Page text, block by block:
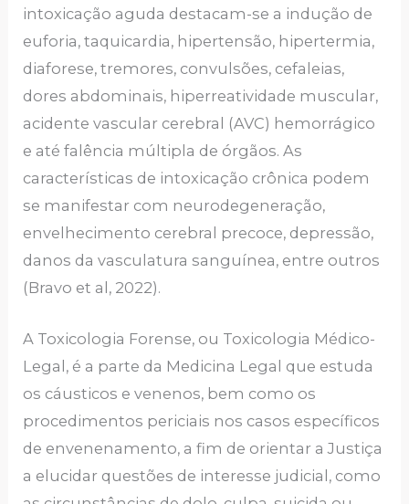
intoxicação aguda destacam-se a indução de
euforia, taquicardia, hipertensão, hipertermia,
diaforese, tremores, convulsões, cefaleias,
dores abdominais, hiperreatividade muscular,
acidente vascular cerebral (AVC) hemorrágico
e até falência múltipla de órgãos. As
características de intoxicação crônica podem
se manifestar com neurodegeneração,
envelhecimento cerebral precoce, depressão,
danos da vasculatura sanguínea, entre outros
(Bravo et al, 2022).
A Toxicologia Forense, ou Toxicologia Médico-
Legal, é a parte da Medicina Legal que estuda
os cáusticos e venenos, bem como os
procedimentos periciais nos casos específicos
de envenenamento, a fim de orientar a Justiça
a elucidar questões de interesse judicial, como